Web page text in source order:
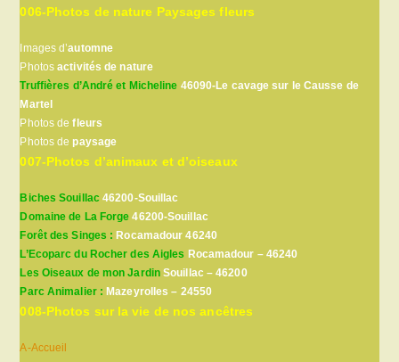
006-Photos de nature Paysages fleurs
Images d’automne
Photosactivités de nature
Truffières d’André et Micheline 46090-Le cavage sur le Causse de
Martel
Photos defleurs
Photos depaysage
007-Photos d’animaux et d’oiseaux
Biches Souillac46200-Souillac
Domaine de La Forge 46200-Souillac
Forêt des Singes : Rocamadour 46240
L’Ecoparc du Rocher des Aigles Rocamadour – 46240
Les Oiseaux de mon JardinSouillac – 46200
Parc Animalier : Mazeyrolles – 24550
008-Photos sur la vie de nos ancêtres
A-Accueil